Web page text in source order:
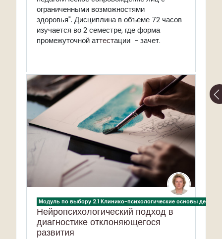
ограниченными возможностями
здоровья". Дисциплина в объеме 72 часов
изучается во 2 семестре, где форма
промежуточной аттестации - зачет.
Модуль по выбору 2.1 Клинико-психологические основы
Нейропсихологический подход в
диагностике отклоняющегося
развития